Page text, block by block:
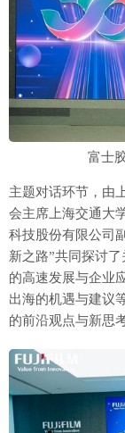
富士
主题对话环节，由
会主席上海交通大
科技股份有限公司
新之路”共同探讨
的高速发展与企业
出海的机遇与建议
的前沿观点与新思考